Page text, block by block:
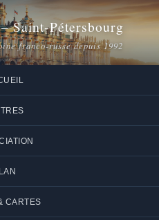
Saint-Pétersbourg
franco-russe depuis 1992
CARTES